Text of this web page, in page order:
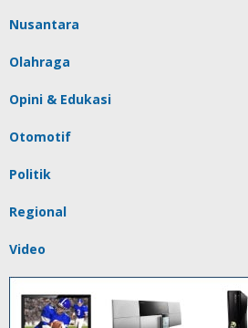
Nusantara
Olahraga
Opini & Edukasi
Otomotif
Politik
Regional
Video